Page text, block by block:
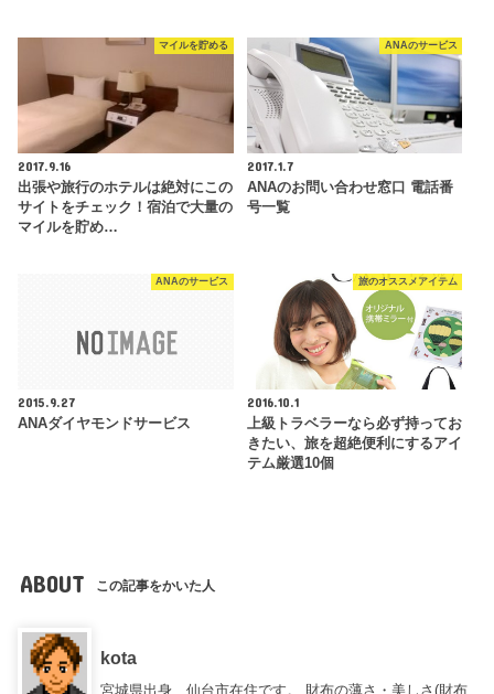
マイルを貯める
2017.9.16
出張や旅行のホテルは絶対にこの
サイトをチェック！宿泊で大量の
マイルを貯め…
ANAのサービス
2017.1.7
ANAのお問い合わせ窓口 電話番
号一覧
ANAのサービス
2015.9.27
ANAダイヤモンドサービス
旅のオススメアイテム
2016.10.1
上級トラベラーなら必ず持ってお
きたい、旅を超絶便利にするアイ
テム厳選10個
ABOUT この記事をかいた人
kota
宮城県出身、仙台市在住です。 財布の薄さ・美しさ(財布